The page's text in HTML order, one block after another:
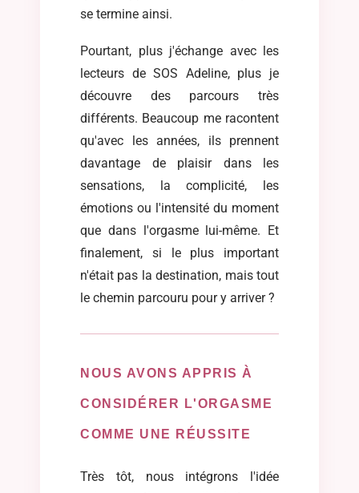
se termine ainsi.
Pourtant, plus j'échange avec les
lecteurs de SOS Adeline, plus je
découvre des parcours très
différents. Beaucoup me racontent
qu'avec les années, ils prennent
davantage de plaisir dans les
sensations, la complicité, les
émotions ou l'intensité du moment
que dans l'orgasme lui-même. Et
finalement, si le plus important
n'était pas la destination, mais tout
le chemin parcouru pour y arriver ?
NOUS AVONS APPRIS À
CONSIDÉRER L'ORGASME
COMME UNE RÉUSSITE
Très tôt, nous intégrons l'idée